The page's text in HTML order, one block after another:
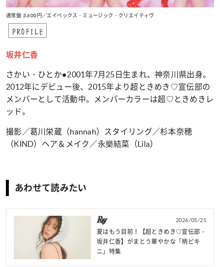
通常盤 3,600円／エイベックス・ミュージック・クリエイティヴ
PROFILE
坂井仁香
さかい・ひとか●2001年7月25日生まれ、神奈川県出身。
2012年にデビュー後、2015年より超ときめき♡宣伝部の
メンバーとして活動中。メンバーカラーは超♡ときめきレ
ッド。
撮影／葛川栄蔵（hannah）スタイリング／杉本奈穂
（KIND）ヘア＆メイク／永樂結菜（Lila）
あわせて読みたい
2026/05/25
夏はもう目前！【超ときめき♡宣伝部・
坂井仁香】がまとう華やかな「柄ビキ
ニ」特集